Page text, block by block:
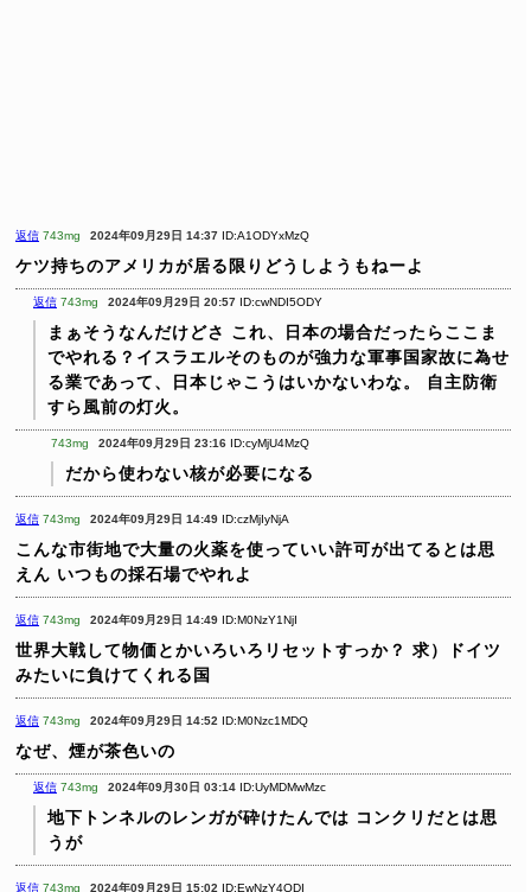
返信 743mg 2024年09月29日 14:37 ID:A1ODYxMzQ
ケツ持ちのアメリカが居る限りどうしようもねーよ
返信 743mg 2024年09月29日 20:57 ID:cwNDI5ODY
まぁそうなんだけどさ これ、日本の場合だったらここま
でやれる？イスラエルそのものが強力な軍事国家故に為せ
る業であって、日本じゃこうはいかないわな。
自主防衛
すら風前の灯火。
743mg 2024年09月29日 23:16 ID:cyMjU4MzQ
だから使わない核が必要になる
返信 743mg 2024年09月29日 14:49 ID:czMjIyNjA
こんな市街地で大量の火薬を使っていい許可が出てるとは思
えん いつもの採石場でやれよ
返信 743mg 2024年09月29日 14:49 ID:M0NzY1NjI
世界大戦して物価とかいろいろリセットすっか？ 求）ドイツ
みたいに負けてくれる国
返信 743mg 2024年09月29日 14:52 ID:M0Nzc1MDQ
なぜ、煙が茶色いの
返信 743mg 2024年09月30日 03:14 ID:UyMDMwMzc
地下トンネルのレンガが砕けたんでは コンクリだとは思
うが
返信 743mg 2024年09月29日 15:02 ID:EwNzY4ODI